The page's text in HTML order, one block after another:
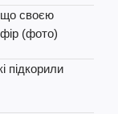
що своєю
(фото)
підкорили